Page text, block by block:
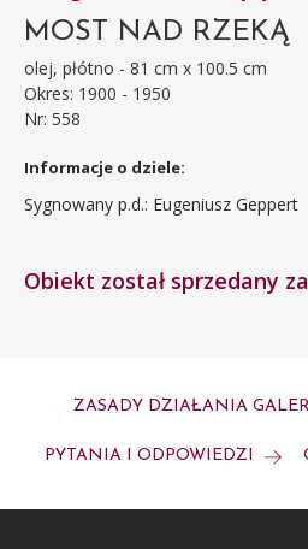
MOST NAD RZEKĄ
olej, płótno - 81 cm x 100.5 cm
Okres: 1900 - 1950
Nr: 558
Informacje o dziele:
Sygnowany p.d.: Eugeniusz Geppert
Obiekt został sprzedany za
ZASADY DZIAŁANIA
PYTANIA I ODPOWIEDZI